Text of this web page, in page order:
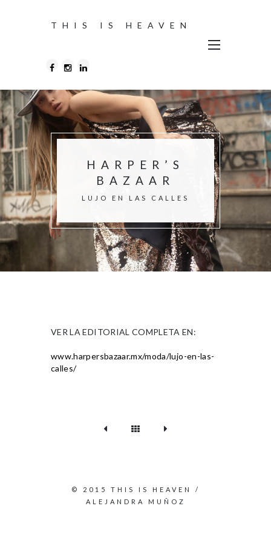
THIS IS HEAVEN
HARPER’S
BAZAAR
LUJO EN LAS CALLES
VER LA EDITORIAL COMPLETA EN:
www.harpersbazaar.mx/moda/lujo-en-las-
calles/
© 2015 THIS IS HEAVEN /
ALEJANDRA MUÑOZ